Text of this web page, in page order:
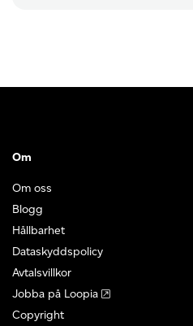
Om
Om oss
Blogg
Hållbarhet
Dataskyddspolicy
Avtalsvillkor
Jobba på Loopia
Copyright